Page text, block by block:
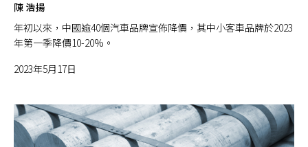
陳 浩揚
年初以來，中國逾40個汽車品牌宣佈降價，其中小客車品牌於2023
年第一季降價10-20%。
2023年5月17日